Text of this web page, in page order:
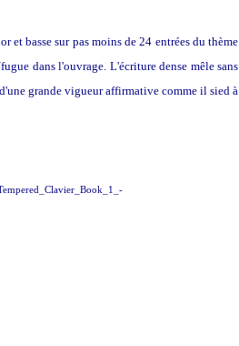
et basse sur pas moins de 24 entrées du thème
dans l'ouvrage. L'écriture dense mêle sans
grande vigueur affirmative comme il sied à